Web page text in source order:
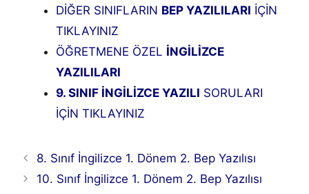
DİĞER SINIFLARIN BEP YAZILILARI İÇİN
TIKLAYINIZ
ÖĞRETMENE ÖZEL İNGİLİZCE
YAZILILARI
9. SINIF İNGİLİZCE YAZILI SORULARI
İÇİN TIKLAYINIZ
8. Sınıf İngilizce 1. Dönem 2. Bep Yazılısı
10. Sınıf İngilizce 1. Dönem 2. Bep Yazılısı